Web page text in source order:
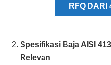
RFQ DARI
Spesifikasi Baja AISI
Relevan